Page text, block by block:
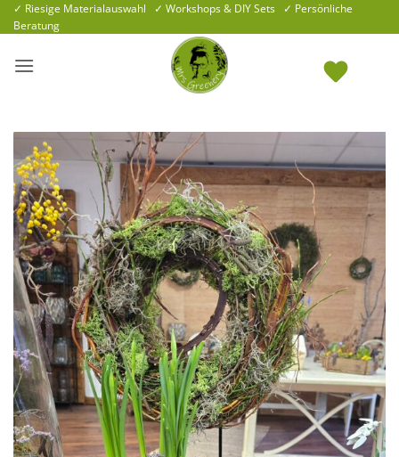
Zum
Inhalt
✓ Riesige Materialauswahl ✓ Workshops & DIY Sets ✓ Persönliche
Beratung